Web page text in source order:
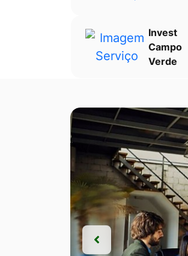
Invest
Campo
Verde
Anterior
Anterior